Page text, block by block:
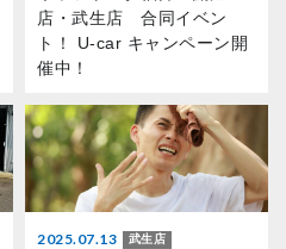
店・武生店 合同イベン
ト！ U-car キャンペーン開
催中！
2025.07.13 武生店